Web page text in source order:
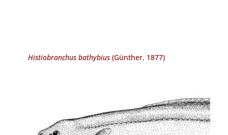
Histiobranchus bathybius(Günther, 1877)